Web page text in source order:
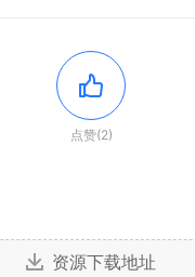
点赞(2)
资源下载地址